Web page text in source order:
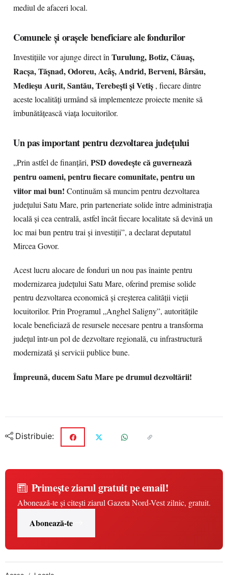
mediul de afaceri local.
Comunele și orașele beneficiare ale fondurilor
Investițiile vor ajunge direct înTurulung, Botiz, Căuaș,
Racșa, Tășnad, Odoreu, Acâș, Andrid, Berveni, Bârsău,
Medieșu Aurit, Santău, Terebești și Vetiș , fiecare dintre
aceste localități urmând să implementeze proiecte menite să
îmbunătățească viața locuitorilor.
Un pas important pentru dezvoltarea județului
„Prin astfel de finanțări, PSD dovedește că guvernează
pentru oameni, pentru fiecare comunitate, pentru un
viitor mai bun! Continuăm să muncim pentru dezvoltarea
județului Satu Mare, prin parteneriate solide între administrația
locală și cea centrală, astfel încât fiecare localitate să devină un
loc mai bun pentru trai și investiții”, a declarat deputatul
Mircea Govor.
Acest lucru alocare de fonduri un nou pas înainte pentru
modernizarea județului Satu Mare, oferind premise solide
pentru dezvoltarea economică și creșterea calității vieții
locuitorilor. Prin Programul „Anghel Saligny”, autoritățile
locale beneficiază de resursele necesare pentru a transforma
județul într-un pol de dezvoltare regională, cu infrastructură
modernizată și servicii publice bune.
Împreună, ducem Satu Mare pe drumul dezvoltării!
Distribuie:
Primește ziarul gratuit pe email!
Abonează-te și citești ziarul Gazeta Nord-Vest zilnic, gratuit.
Abonează-te